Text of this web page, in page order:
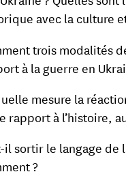
avec la culture
trois modalités
à la guerre en
mesure la
rapport à l’histoire,
il sortir le langage de
?